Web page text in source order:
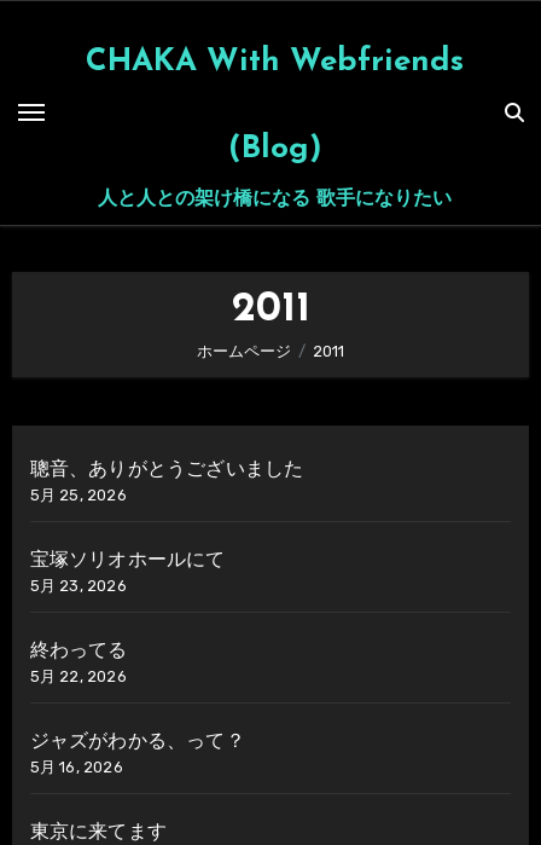
CHAKA With Webfriends
(Blog)
人と人との架け橋になる 歌手になりたい
2011
ホームページ 2011
聰音、ありがとうございました
5月 25, 2026
宝塚ソリオホールにて
5月 23, 2026
終わってる
5月 22, 2026
ジャズがわかる、って？
5月 16, 2026
東京に来てます